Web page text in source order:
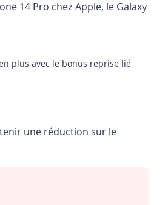
14 Pro chez Apple, le Galaxy
plus avec le bonus reprise lié
une réduction sur le